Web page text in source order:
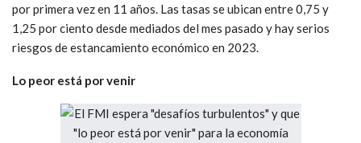
por primera vez en 11 años. Las tasas se ubican entre 0,75 y
1,25 por ciento desde mediados del mes pasado y hay serios
riesgos de estancamiento económico en 2023.
Lo peor está por venir